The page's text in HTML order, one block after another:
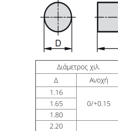
Διάμετρος χιλ.
Δ
Ανοχή
1.16
0/+0.15
1.65
1.80
2.20